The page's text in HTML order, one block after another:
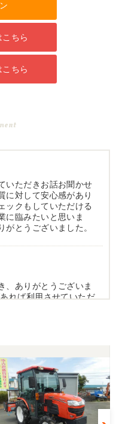
ちら
ちら
いただきお話お聞かせ
に対して安心感があり
ックもしていただける
に臨みたいと思いま
がとうございました。
、ありがとうございま
れば利用させていただ
。また、機会があれば